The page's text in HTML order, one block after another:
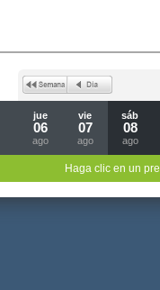
jue
06
ago
vie
07
ago
sáb
08
ago
Haga clic en un